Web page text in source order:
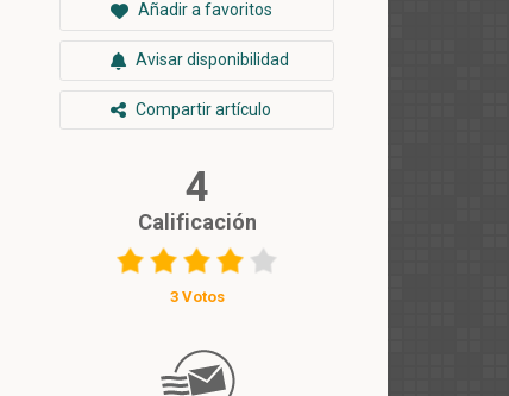
Añadir a favoritos
Avisar disponibilidad
Compartir artículo
4
Calificación
3 Votos